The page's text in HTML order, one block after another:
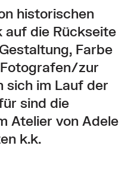
historischen
auf die Rückseite
Farbe
zur
sich im Lauf der
sind die
Atelier von Adele
k.k.